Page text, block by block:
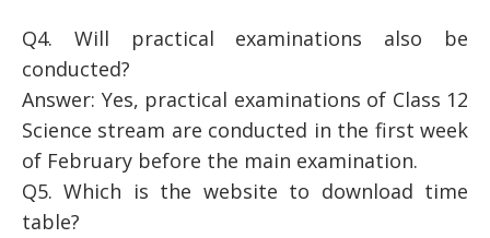
Q4. Will practical examinations also be
conducted?
Answer: Yes, practical examinations of Class 12
Science stream are conducted in the first week
of February before the main examination.
Q5. Which is the website to download time
table?